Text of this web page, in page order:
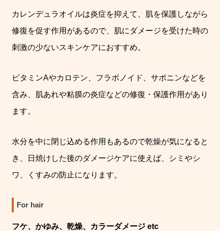
カレンデュラオイルは炎症を抑えて、肌を保護しながら
修復を促す作用があるので、肌にダメージを受けた時の
刺激の少ないスキンケアにおすすめ。
ビタミンAやカロテン、フラボノイド、サポニンなどを
含み、肌あれや粘膜の炎症などの修復・保護作用があり
ます。
水分を中に閉じ込める作用もあるので乾燥が気になると
き、日焼けした後のダメージケアに使えば、シミやシ
ワ、くすみの防止になります。
For hair
フケ、かゆみ、乾燥、カラーダメージ etc